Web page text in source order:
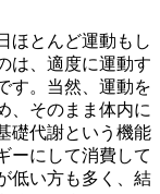
ほとんど運動もし
は、適度に運動す
す。当然、運動を
、そのまま体内に
礎代謝という機能
ーにして消費して
低い方も多く、結